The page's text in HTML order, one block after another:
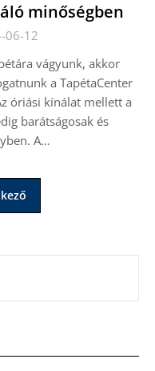
minőségben
06-12
vágyunk, akkor
a TapétaCenter
óriási kínálat mellett a
barátságosak és
A…